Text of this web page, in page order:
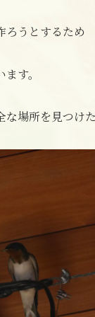
ろうとするため
す。
な場所を見つけ